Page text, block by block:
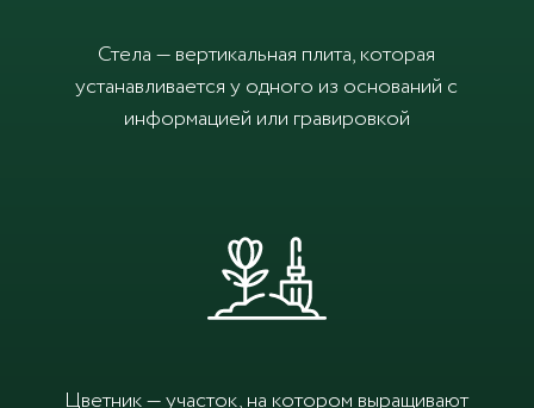
Стела — вертикальная плита, которая
устанавливается у одного из оснований с
информацией или гравировкой
Цветник — участок, на котором выращивают